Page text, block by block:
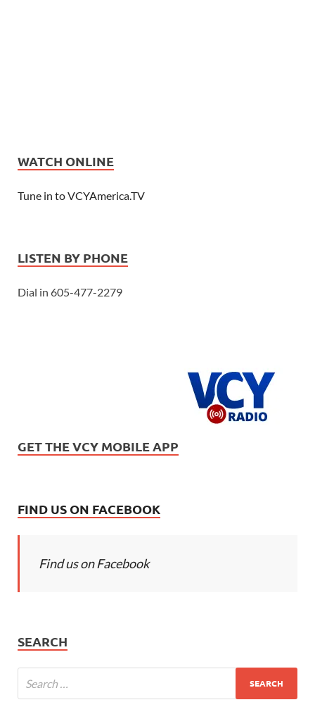
WATCH ONLINE
Tune in to VCYAmerica.TV
LISTEN BY PHONE
Dial in 605-477-2279
GET THE VCY MOBILE APP
FIND US ON FACEBOOK
Find us on Facebook
SEARCH